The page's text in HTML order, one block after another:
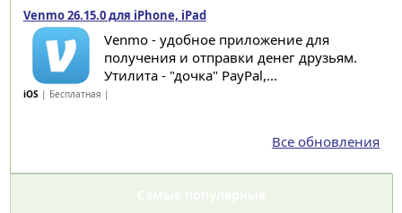
Venmo 26.15.0 для iPhone, iPad
Venmo - удобное приложение для
получения и отправки денег друзьям.
Утилита - "дочка" PayPal,...
iOS | Бесплатная |
Все обновления
Самые популярные